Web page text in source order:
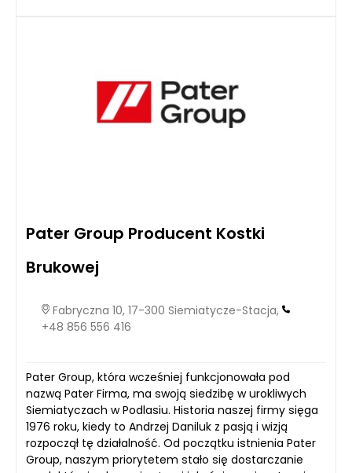
Pater Group Producent Kostki
Brukowej
Fabryczna 10, 17-300 Siemiatycze-Stacja,
+48 856 556 416
Pater Group, która wcześniej funkcjonowała pod
nazwą Pater Firma, ma swoją siedzibę w urokliwych
Siemiatyczach w Podlasiu. Historia naszej firmy sięga
1976 roku, kiedy to Andrzej Daniluk z pasją i wizją
rozpoczął tę działalność. Od początku istnienia Pater
Group, naszym priorytetem stało się dostarczanie